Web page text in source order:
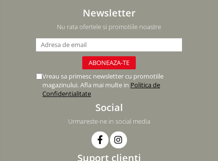
Newsletter
Nu rata ofertele si promotiile noastre
Vreau sa primesc newsletter cu promotiile
magazinului. Afla mai multe in Politica de
Confidentialitate
Social
Urmareste-ne in social media
Suport clienti